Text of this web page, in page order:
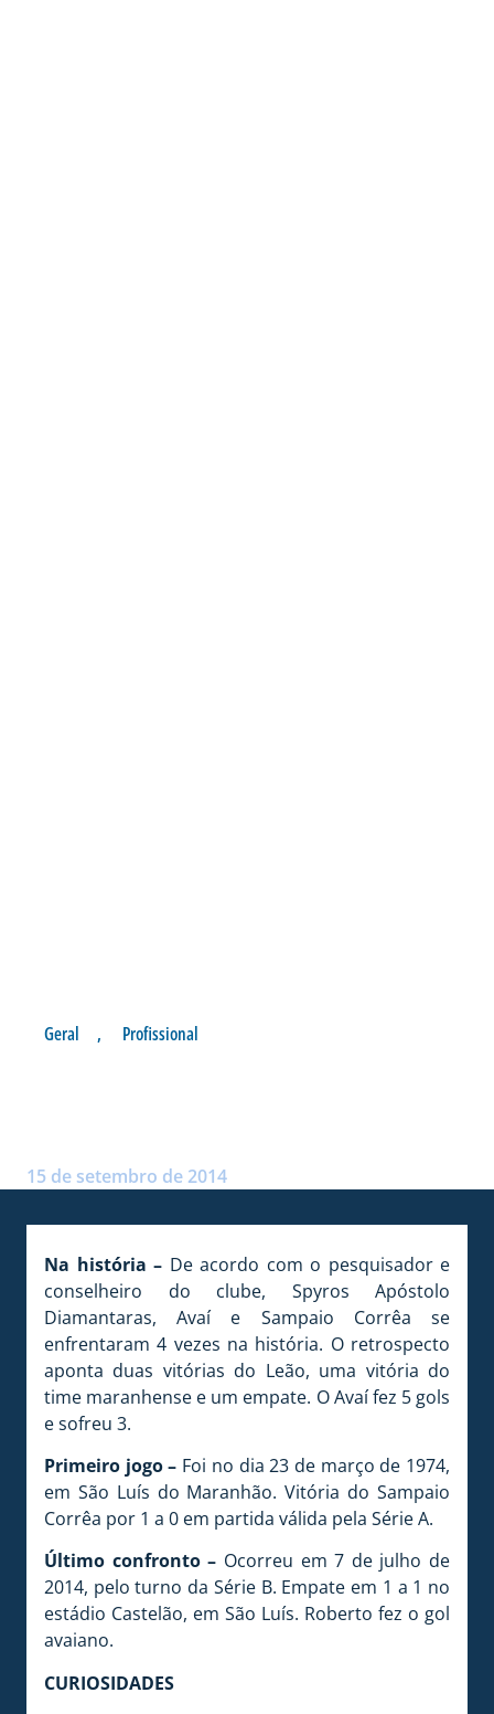
Geral , Profissional
15 de setembro de 2014
Na história – De acordo com o pesquisador e
conselheiro do clube, Spyros Apóstolo
Diamantaras, Avaí e Sampaio Corrêa se
enfrentaram 4 vezes na história. O retrospecto
aponta duas vitórias do Leão, uma vitória do
time maranhense e um empate. O Avaí fez 5 gols
e sofreu 3.
Primeiro jogo – Foi no dia 23 de março de 1974,
em São Luís do Maranhão. Vitória do Sampaio
Corrêa por 1 a 0 em partida válida pela Série A.
Último confronto – Ocorreu em 7 de julho de
2014, pelo turno da Série B. Empate em 1 a 1 no
estádio Castelão, em São Luís. Roberto fez o gol
avaiano.
CURIOSIDADES